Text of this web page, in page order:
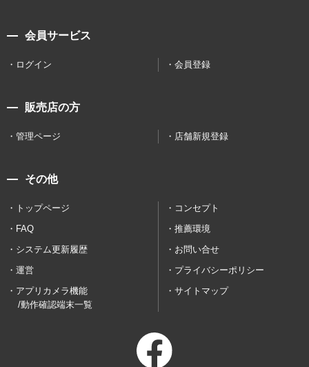
会員サービス
ログイン 会員登録
販売店の方
管理ページ 店舗新規登録
その他
トップページ
コンセプト
FAQ
推薦環境
システム更新履歴
お問い合せ
運営
プライバシーポリシー
アプリカメラ機能
/動作確認端末一覧
サイトマップ